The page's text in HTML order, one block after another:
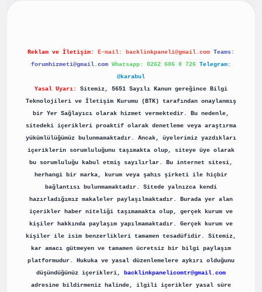
Reklam ve İletişim: E-mail: backlinkpaneli@gmail.com Teams:
forumhizmeti@gmail.com Whatsapp: 0262 606 0 726 Telegram:
@karabul
Yasal Uyarı:
Sitemiz, 5651 Sayılı Kanun gereğince Bilgi
Teknolojileri ve İletişim Kurumu (BTK) tarafından onaylanmış
bir Yer Sağlayıcı olarak hizmet vermektedir. Bu nedenle,
sitedeki içerikleri proaktif olarak denetleme veya araştırma
yükümlülüğümüz bulunmamaktadır. Ancak, üyelerimiz yazdıkları
içeriklerin sorumluluğunu taşımakta olup, siteye üye olarak
bu sorumluluğu kabul etmiş sayılırlar. Bu internet sitesi,
herhangi bir marka, kurum veya şahıs şirketi ile hiçbir
bağlantısı bulunmamaktadır. Sitede yalnızca kendi
hazırladığımız makaleler paylaşılmaktadır. Burada yer alan
içerikler haber niteliği taşımamakta olup, gerçek kurum ve
kişiler hakkında paylaşım yapılmamaktadır. Gerçek kurum ve
kişiler ile isim benzerlikleri tamamen tesadüfidir. Sitemiz,
kar amacı gütmeyen ve tamamen ücretsiz bir bilgi paylaşım
platformudur. Hukuka ve yasal düzenlemelere aykırı olduğunu
düşündüğünüz içerikleri,
backlinkpanelicomtr@gmail.com
adresine bildirmeniz halinde, ilgili içerikler yasal süre